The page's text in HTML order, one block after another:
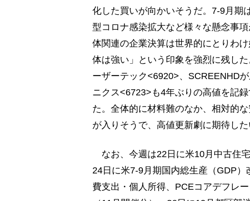
化した買いが向かいそうだ。7-9月期
型コロナ感染拡大など様々な懸念事
体関連の企業決算は世界的にとりわ
体は強い」という印象を強烈に残し
ーザーテック<6920>、SCREENHD
ニクス<6723>も4年ぶりの高値を記
た。全体的に材料難のなか、相対的
が入りそうで、高値更新劇に期待した
なお、今週は22日に米10月中古住
24日に米7-9月期国内総生産（GDP
費支出・個人所得、PCEコアデフレ